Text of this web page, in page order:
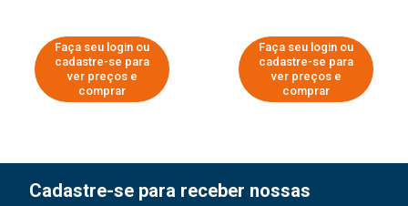
Faça seu login ou
cadastre-se para
ver preços e
comprar
Faça seu login ou
cadastre-se para
ver preços e
comprar
Cadastre-se para receber nossas